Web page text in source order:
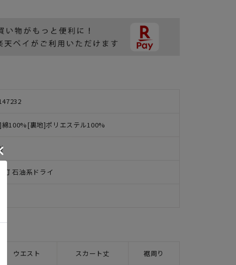
100%[裏地]ポリエステル100%
可 石油系ドライ
ウエスト スカート丈 裾周り